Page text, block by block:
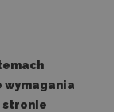
wymagania
stronie